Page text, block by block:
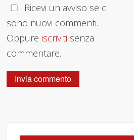
Ricevi un avviso se ci
sono nuovi commenti.
Oppure iscriviti senza
commentare.